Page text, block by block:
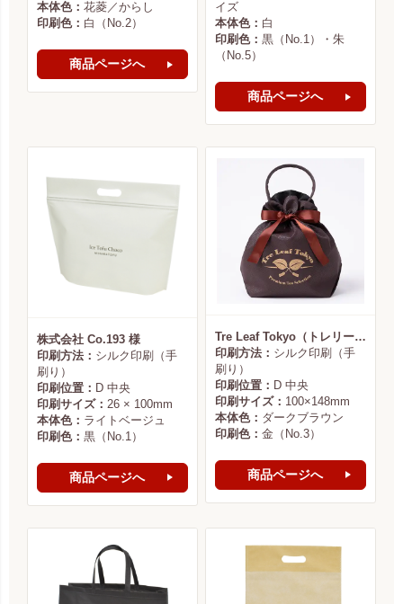
本体色： 花菱／からし
印刷色： 白（No.2）
商品ページへ
イズ
本体色： 白
印刷色： 黒（No.1）・朱
（No.5）
商品ページへ
株式会社 Co.193 様
印刷方法： シルク印刷（手
刷り）
印刷位置： D 中央
印刷サイズ： 26 × 100mm
本体色： ライトベージュ
印刷色： 黒（No.1）
商品ページへ
Tre Leaf Tokyo（トレリーフ東京） 様
印刷方法： シルク印刷（手
刷り）
印刷位置： D 中央
印刷サイズ： 100×148mm
本体色： ダークブラウン
印刷色： 金（No.3）
商品ページへ